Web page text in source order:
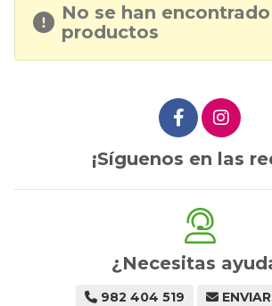
No se han encontrado
productos
¡Síguenos en las
¿Necesitas
982 404 519